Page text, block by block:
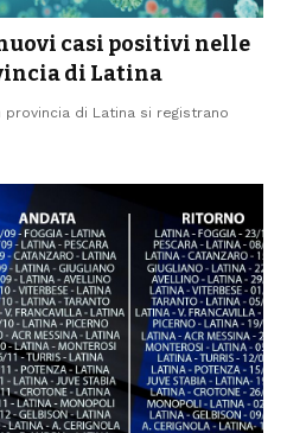
nuovi casi positivi nelle
di Latina
di Latina si registrano